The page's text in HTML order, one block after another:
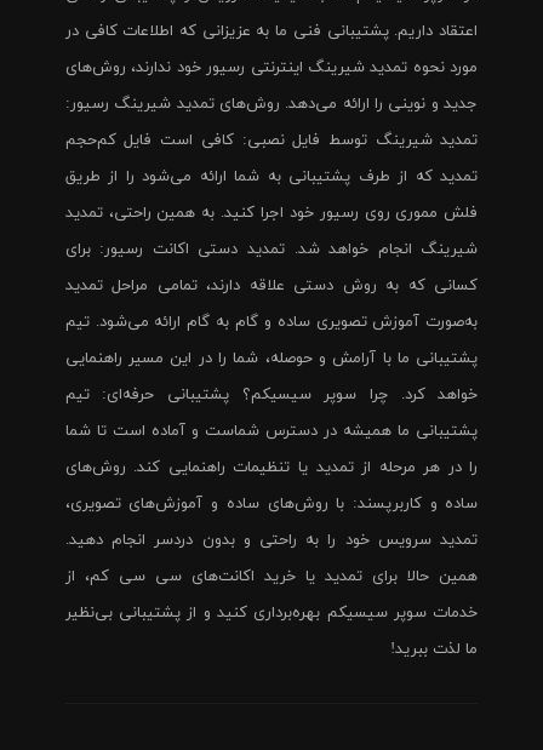
اعتقاد داریم. پشتیبانی فنی ما به عزیزانی که اطلاعات کافی در
مورد نحوه تمدید شیرینگ اینترنتی رسیور خود ندارند، روش‌های
جدید و نوینی را ارائه می‌دهد. روش‌های تمدید شیرینگ رسیور:
تمدید شیرینگ توسط فایل نصبی: کافی است فایل کم‌حجم
تمدید که از طرف پشتیبانی به شما ارائه می‌شود را از طریق
فلش مموری روی رسیور خود اجرا کنید. به همین راحتی، تمدید
شیرینگ انجام خواهد شد. تمدید دستی اکانت رسیور: برای
کسانی که به روش دستی علاقه دارند، تمامی مراحل تمدید
به‌صورت آموزش تصویری ساده و گام به گام ارائه می‌شود. تیم
پشتیبانی ما با آرامش و حوصله، شما را در این مسیر راهنمایی
خواهد کرد. چرا سوپر سیسیکم؟ پشتیبانی حرفه‌ای: تیم
پشتیبانی ما همیشه در دسترس شماست و آماده است تا شما
را در هر مرحله از تمدید یا تنظیمات راهنمایی کند. روش‌های
ساده و کاربرپسند: با روش‌های ساده و آموزش‌های تصویری،
تمدید سرویس خود را به راحتی و بدون دردسر انجام دهید.
همین حالا برای تمدید یا خرید اکانت‌های سی سی کم، از
خدمات سوپر سیسیکم بهره‌برداری کنید و از پشتیبانی بی‌نظیر
ما لذت ببرید!